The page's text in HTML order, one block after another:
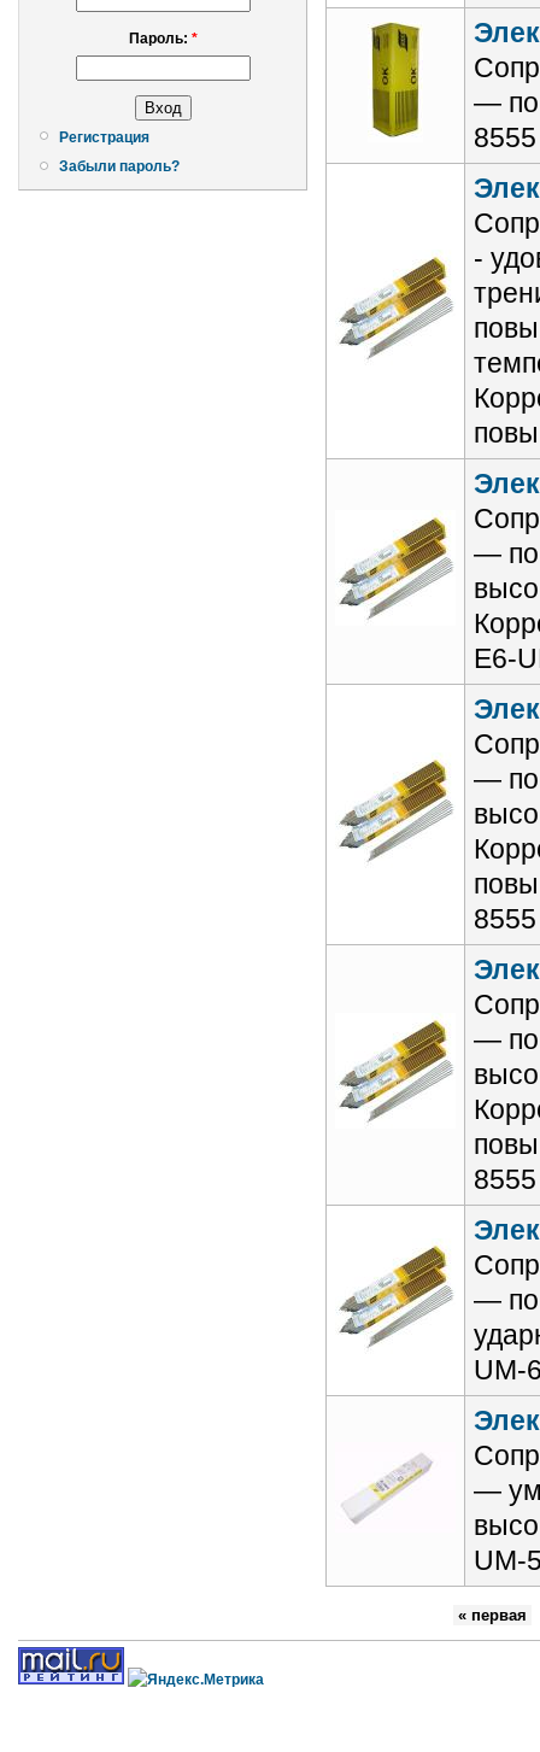
Пароль: *
Регистрация
Забыли пароль?
—
8555
-
—
E6-
—
8555
—
8555
—
UM-
—
UM-
« первая